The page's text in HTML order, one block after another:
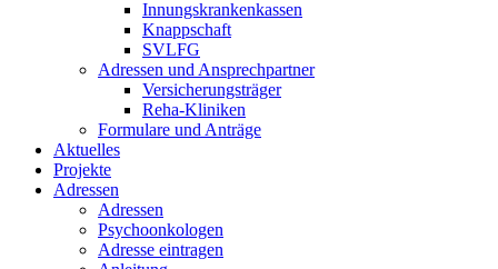
Innungskrankenkassen
Knappschaft
SVLFG
Adressen und Ansprechpartner
Versicherungsträger
Reha-Kliniken
Formulare und Anträge
Aktuelles
Projekte
Adressen
Adressen
Psychoonkologen
Adresse eintragen